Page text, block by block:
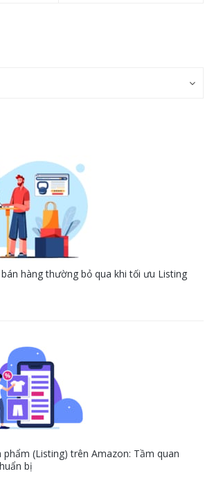
hàng thường bỏ qua khi tối ưu Listing
(Listing) trên Amazon: Tầm quan
bị